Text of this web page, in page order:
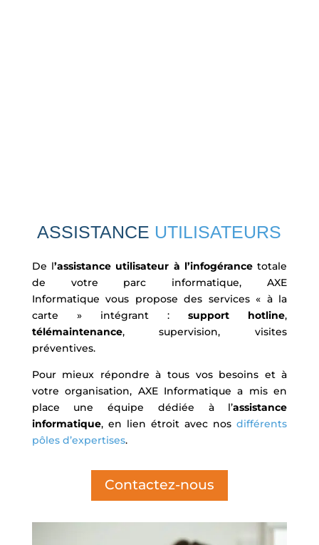
ASSISTANCE UTILISATEURS
De l’assistance utilisateur à l’infogérancetotale
de votre parc informatique, AXE
Informatique vous propose des services « à la
carte » intégrant :support hotline,
télémaintenance, supervision, visites
préventives.
Pour mieux répondre à tous vos besoins et à
votre organisation, AXE Informatique a mis en
place une équipe dédiée à l’assistance
informatique, en lien étroit avec nosdifférents
pôles d’expertises.
Contactez-nous